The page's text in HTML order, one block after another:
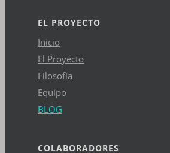
EL PROYECTO
Inicio
El Proyecto
Filosofía
Equipo
BLOG
COLABORADORES